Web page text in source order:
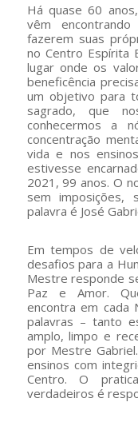
Há quase 60
vêm
fazerem suas
no Centro Espírita
lugar onde os
beneficência
um objetivo para
sagrado, que
conhecermos a
concentração
vida e nos
estivesse
2021, 99 anos. O
sem imposições,
palavra é José
Em tempos de
desafios para a
Mestre responde
Paz e Amor.
encontra em cada
palavras – tanto
amplo, limpo e
por Mestre
ensinos com
Centro. O
verdadeiros é